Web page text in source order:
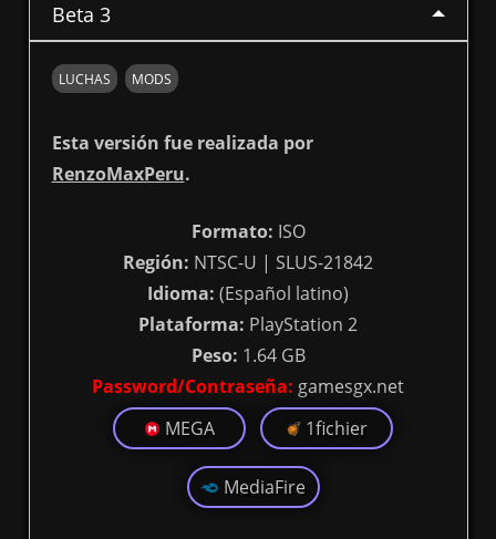
Beta 3
LUCHAS MODS
Esta versión fue realizada por
RenzoMaxPeru.
Formato: ISO
Región: NTSC-U | SLUS-21842
Idioma: (Español latino)
Plataforma: PlayStation 2
Peso: 1.64 GB
Password/Contraseña: gamesgx.net
MEGA
1fichier
MediaFire